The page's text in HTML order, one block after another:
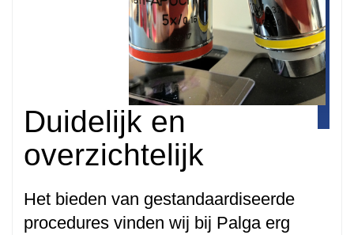
Duidelijk en
overzichtelijk
Het bieden van gestandaardiseerde
procedures vinden wij bij Palga erg